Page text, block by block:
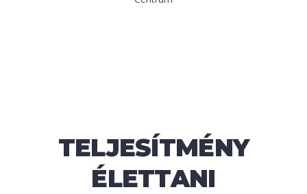
TELJESÍTMÉNY
ÉLETTANI